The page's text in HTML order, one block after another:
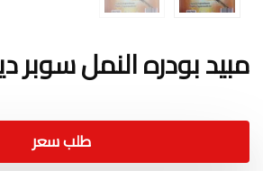
مبيد بودره النمل سوبر
طلب سعر